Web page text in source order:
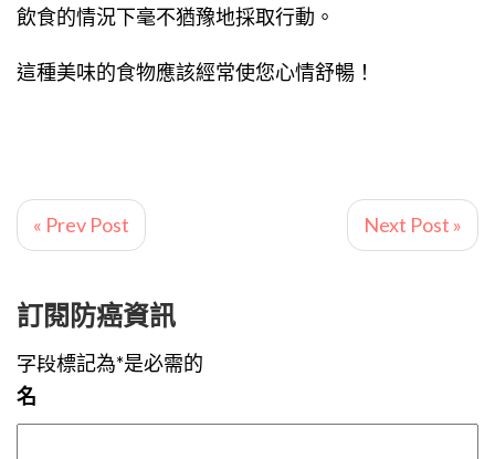
飲食的情況下毫不猶豫地採取行動。
這種美味的食物應該經常使您心情舒暢！
« Prev Post Next Post »
訂閱防癌資訊
字段標記為*是必需的
名